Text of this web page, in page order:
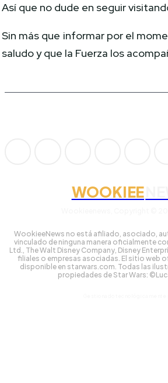
Así que no dude en seguir
Sin más que informar por el
saludo y que la Fuerza los
WOOKIEE
WookieeNews no está afiliado, asociado,
vinculado de ninguna manera oficialmente
Ltd., The Walt Disney Company, Disney
filiales o empresas asociadas. El sitio web
disponible en starwars.com. Todas las
propiedades de Star Wars: